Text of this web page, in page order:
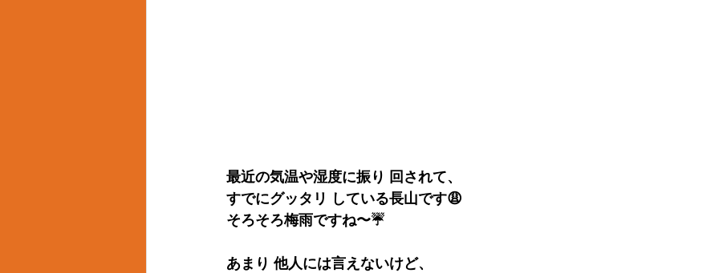
最近の気温や湿度に振り 回されて、
すでにグッタリ している長山です😩
そろそろ梅雨ですね〜☔️
あまり 他人には言えないけど、